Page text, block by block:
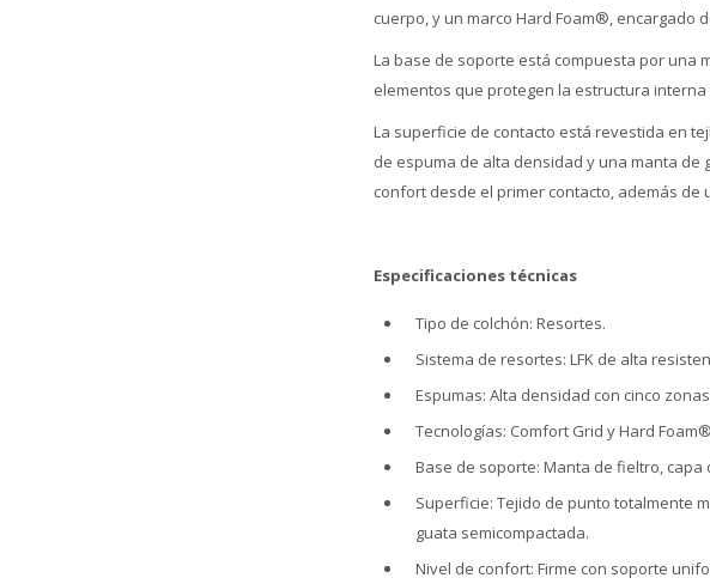
cuerpo, y un marco Hard Foam®,
La base de soporte está compuesta por una
elementos que protegen la estructura
La superficie de contacto está revestida en
de espuma de alta densidad y una manta de
confort desde el primer contacto, además de
Especificaciones técnicas
Tipo de colchón: Resortes.
Sistema de resortes: LFK de alta
Espumas: Alta densidad con cinco
Tecnologías: Comfort Grid y Hard
Base de soporte: Manta de fieltro,
Superficie: Tejido de punto totalmente
guata semicompactada.
Nivel de confort: Firme con soporte